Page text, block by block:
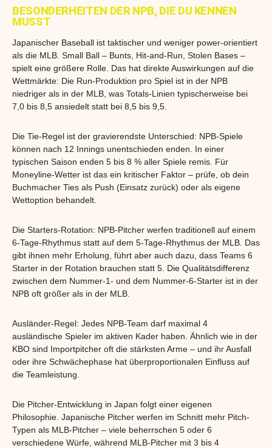
BESONDERHEITEN DER NPB, DIE DU KENNEN
MUSST
Japanischer Baseball ist taktischer und weniger power-orientiert
als die MLB. Small Ball – Bunts, Hit-and-Run, Stolen Bases –
spielt eine größere Rolle. Das hat direkte Auswirkungen auf die
Wettmärkte: Die Run-Produktion pro Spiel ist in der NPB
niedriger als in der MLB, was Totals-Linien typischerweise bei
7,0 bis 8,5 ansiedelt statt bei 8,5 bis 9,5.
Die Tie-Regel ist der gravierendste Unterschied: NPB-Spiele
können nach 12 Innings unentschieden enden. In einer
typischen Saison enden 5 bis 8 % aller Spiele remis. Für
Moneyline-Wetter ist das ein kritischer Faktor – prüfe, ob dein
Buchmacher Ties als Push (Einsatz zurück) oder als eigene
Wettoption behandelt.
Die Starters-Rotation: NPB-Pitcher werfen traditionell auf einem
6-Tage-Rhythmus statt auf dem 5-Tage-Rhythmus der MLB. Das
gibt ihnen mehr Erholung, führt aber auch dazu, dass Teams 6
Starter in der Rotation brauchen statt 5. Die Qualitätsdifferenz
zwischen dem Nummer-1- und dem Nummer-6-Starter ist in der
NPB oft größer als in der MLB.
Ausländer-Regel: Jedes NPB-Team darf maximal 4
ausländische Spieler im aktiven Kader haben. Ähnlich wie in der
KBO sind Importpitcher oft die stärksten Arme – und ihr Ausfall
oder ihre Schwächephase hat überproportionalen Einfluss auf
die Teamleistung.
Die Pitcher-Entwicklung in Japan folgt einer eigenen
Philosophie. Japanische Pitcher werfen im Schnitt mehr Pitch-
Typen als MLB-Pitcher – viele beherrschen 5 oder 6
verschiedene Würfe, während MLB-Pitcher mit 3 bis 4